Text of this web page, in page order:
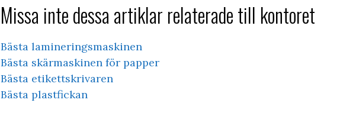
Missa inte dessa artiklar relaterade till kontoret
Bästa lamineringsmaskinen
Bästa skärmaskinen för papper
Bästa etikettskrivaren
Bästa plastfickan